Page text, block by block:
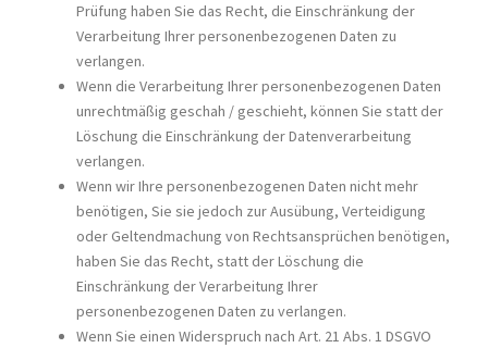
Prüfung haben Sie das Recht, die Einschränkung der
Verarbeitung Ihrer personenbezogenen Daten zu
verlangen.
Wenn die Verarbeitung Ihrer personenbezogenen Daten
unrechtmäßig geschah / geschieht, können Sie statt der
Löschung die Einschränkung der Datenverarbeitung
verlangen.
Wenn wir Ihre personenbezogenen Daten nicht mehr
benötigen, Sie sie jedoch zur Ausübung, Verteidigung
oder Geltendmachung von Rechtsansprüchen benötigen,
haben Sie das Recht, statt der Löschung die
Einschränkung der Verarbeitung Ihrer
personenbezogenen Daten zu verlangen.
Wenn Sie einen Widerspruch nach Art. 21 Abs. 1 DSGVO